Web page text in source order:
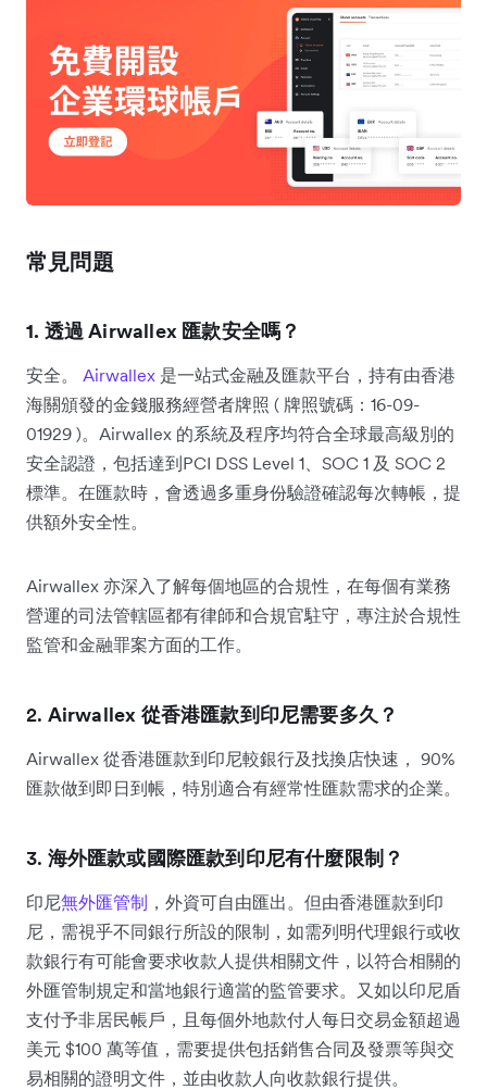
常見問題
1. 透過 Airwallex 匯款安全嗎？
安全。 Airwallex 是一站式金融及匯款平台，持有由香港
海關頒發的金錢服務經營者牌照 ( 牌照號碼：16-09-
01929 )。Airwallex 的系統及程序均符合全球最高級別的
安全認證，包括達到PCI DSS Level 1、SOC 1 及 SOC 2
標準。在匯款時，會透過多重身份驗證確認每次轉帳，提
供額外安全性。
Airwallex 亦深入了解每個地區的合規性，在每個有業務
營運的司法管轄區都有律師和合規官駐守，專注於合規性
監管和金融罪案方面的工作。
2. Airwallex 從香港匯款到印尼需要多久？
Airwallex 從香港匯款到印尼較銀行及找換店快速， 90%
匯款做到即日到帳，特別適合有經常性匯款需求的企業。
3. 海外匯款或國際匯款到印尼有什麼限制？
印尼無外匯管制 ，外資可自由匯出。但由香港匯款到印
尼，需視乎不同銀行所設的限制，如需列明代理銀行或收
款銀行有可能會要求收款人提供相關文件，以符合相關的
外匯管制規定和當地銀行適當的監管要求。又如以印尼盾
支付予非居民帳戶，且每個外地款付人每日交易金額超過
美元 $100 萬等值，需要提供包括銷售合同及發票等與交
易相關的證明文件，並由收款人向收款銀行提供。